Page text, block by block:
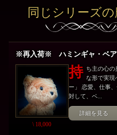
同じシリーズ
※再入荷※ ハミンギャ・ベ
\ 18,000
持 ち主の心
な形で実現
ー」 恋愛、仕事
対して、ベ...
詳細を見る